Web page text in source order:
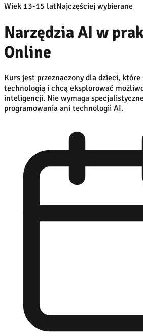
Wiek 13-15 latNajczęściej wybierane
Narzędzia AI w
Online
Kurs jest przeznaczony dla dzieci,
technologią i chcą eksplorować
inteligencji. Nie wymaga
programowania ani technologii AI.